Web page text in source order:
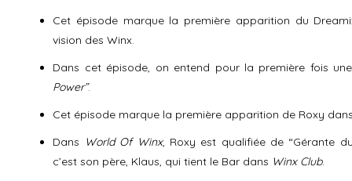
Cet épisode marque la première apparition du
vision des Winx.
Dans cet épisode, on entend pour la première fois
Power”.
Cet épisode marque la première apparition de Roxy
Dans World Of Winx, Roxy est qualifiée de “Gérante
c’est son père, Klaus, qui tient le Bar dans Winx Club.